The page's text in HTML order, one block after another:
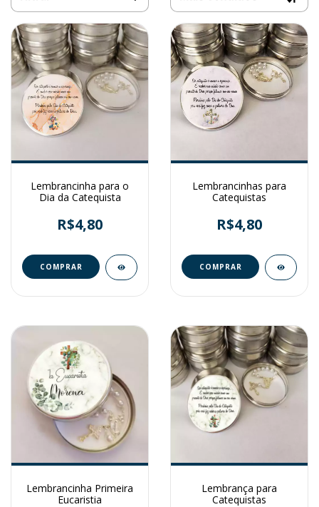
Lembrancinha para o
Dia da Catequista
R$4,80
Lembrancinhas para
Catequistas
R$4,80
Lembrancinha Primeira
Eucaristia
Lembrança para
Catequistas